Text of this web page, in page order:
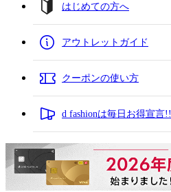
はじめての方へ
アウトレットガイド
クーポンの使い方
d fashionは毎日お得宣言!!